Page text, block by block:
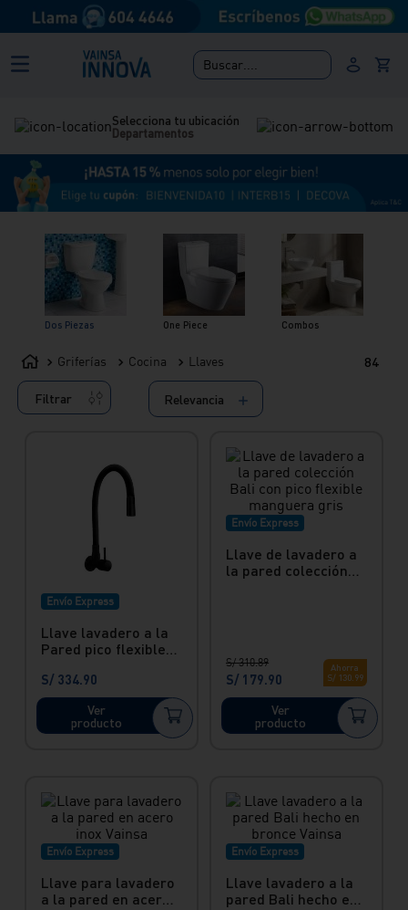
Buscar....
Selecciona tu ubicación
Departamentos
Dos Piezas One Piece Combos
Griferías Cocina Llaves 84
Relevancia
Filtrar
Envío Express
Llave lavadero a la
Pared pico flexible
Vainsa
S/ 334.90
Ver
producto
Envío Express
Llave de lavadero a
la pared colección
S/ 310.89
S/ 179.90
Ahorra
S/ 130. 99
Ver
producto
Envío Express
Llave para lavadero
a la pared en acero
Envío Express
Llave lavadero a la
pared Bali hecho en